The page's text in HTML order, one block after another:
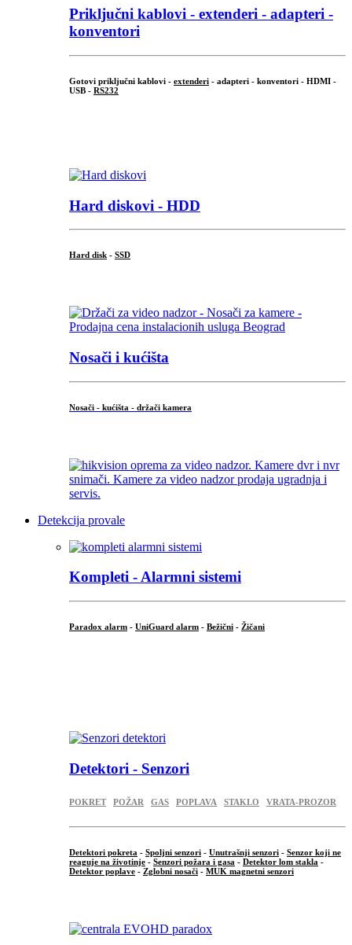
Priključni kablovi - extenderi - adapteri -
konventori
Gotovi priključni kablovi - extenderi - adapteri - konventori - HDMI -
USB - RS232
Hard diskovi - HDD
Hard disk - SSD
Nosači i kućišta
Nosači - kućišta - držači kamera
Detekcija provale
Kompleti - Alarmni sistemi
Paradox alarm - UniGuard alarm - Bežični - Žičani
Detektori - Senzori
POKRET POŽAR GAS POPLAVA STAKLO VRATA-PROZOR
Detektori pokreta - Spoljni senzori - Unutrašnji senzori - Senzor koji ne
reaguje na životinje - Senzori požara i gasa - Detektor lom stakla -
Detektor poplave - Zglobni nosači - MUK magnetni senzori